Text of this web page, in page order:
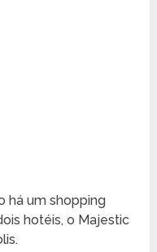
há um shopping
hotéis, o Majestic